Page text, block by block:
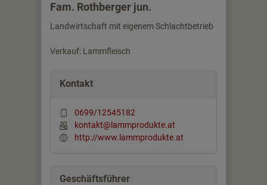
Fam. Rothberger jun.
Landwirtschaft mit eigenem Schlachtbetrieb
Verkauf: Lammfleisch
Kontakt
0699/12545182
kontakt@lammprodukte.at
http://www.lammprodukte.at
Geschäftsführer